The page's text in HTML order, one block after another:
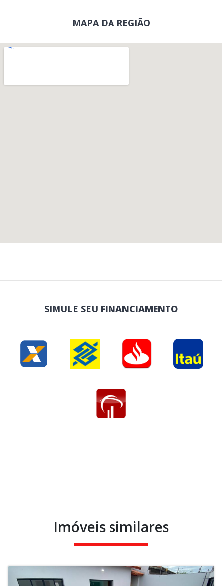
MAPA DA REGIÃO
SIMULE SEU FINANCIAMENTO
Imóveis similares